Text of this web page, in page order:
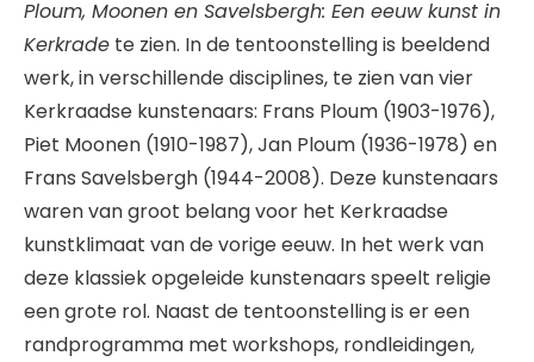
Ploum, Moonen en Savelsbergh: Een eeuw kunst in
Kerkrade te zien. In de tentoonstelling is beeldend
werk, in verschillende disciplines, te zien van vier
Kerkraadse kunstenaars: Frans Ploum (1903-1976),
Piet Moonen (1910-1987), Jan Ploum (1936-1978) en
Frans Savelsbergh (1944-2008). Deze kunstenaars
waren van groot belang voor het Kerkraadse
kunstklimaat van de vorige eeuw. In het werk van
deze klassiek opgeleide kunstenaars speelt religie
een grote rol. Naast de tentoonstelling is er een
randprogramma met workshops, rondleidingen,